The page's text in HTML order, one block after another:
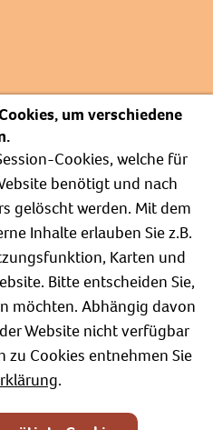
um verschiedene
Cookies, welche für
benötigt und nach
gelöscht werden. Mit dem
Inhalte erlauben Sie z.B.
Karten und
Bitte entscheiden Sie,
möchten. Abhängig davon
Website nicht verfügbar
zu Cookies entnehmen Sie
.